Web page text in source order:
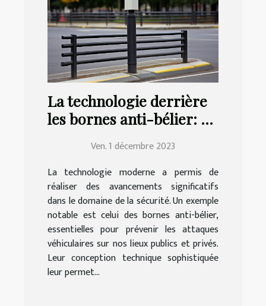
La technologie derrière
les bornes anti-bélier: un
Ven. 1 décembre 2023
La technologie moderne a permis de
réaliser des avancements significatifs
dans le domaine de la sécurité. Un exemple
notable est celui des bornes anti-bélier,
essentielles pour prévenir les attaques
véhiculaires sur nos lieux publics et privés.
Leur conception technique sophistiquée
leur permet...